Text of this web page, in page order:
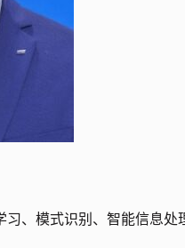
、模式识别、智能信息处